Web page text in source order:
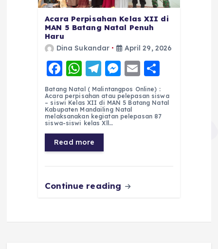
Acara Perpisahan Kelas XII di
MAN 5 Batang Natal Penuh
Haru
Dina Sukandar April 29, 2026
F
a
c
e
b
o
o
k
W
h
a
ts
A
p
p
T
el
e
g
r
a
m
M
e
ss
e
er
E
m
ai
l
h
a
re
Batang Natal ( Malintangpos Online) :
Acara perpisahan atau pelepasan siswa
– siswi Kelas XII di MAN 5 Batang Natal
Kabupaten Mandailing Natal
melaksanakan kegiatan pelepasan 87
siswa-siswi kelas Xll…
Read more
Continue reading